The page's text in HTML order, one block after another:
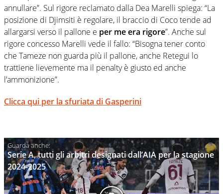
annullare”. Sul rigore reclamato dalla Dea Marelli spiega: “La
posizione di Djimsiti è regolare, il braccio di Coco tende ad
allargarsi verso il pallone e per me era rigore”. Anche sul
rigore concesso Marelli vede il fallo: “Bisogna tener conto
che Tameze non guarda più il pallone, anche Retegui lo
trattiene lievemente ma il penalty è giusto ed anche
l’ammonizione”.
Clicca qui per la sfuriata di Gasperini
Serie A, tutti gli arbitri designati dall’AIA per la stagione
2024-2025